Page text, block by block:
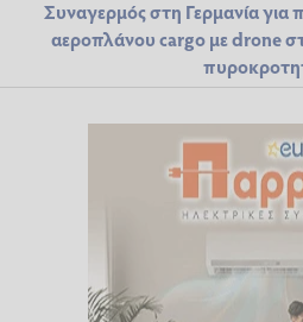
Συναγερμός στη Γερμανία
αεροπλάνου cargo με drone